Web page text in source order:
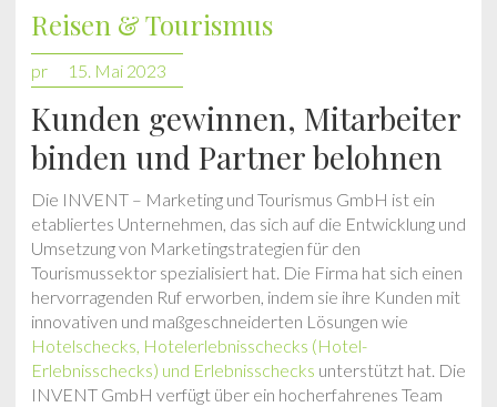
Reisen & Tourismus
pr 15. Mai 2023
Kunden gewinnen, Mitarbeiter
binden und Partner belohnen
Die INVENT – Marketing und Tourismus GmbH ist ein
etabliertes Unternehmen, das sich auf die Entwicklung und
Umsetzung von Marketingstrategien für den
Tourismussektor spezialisiert hat. Die Firma hat sich einen
hervorragenden Ruf erworben, indem sie ihre Kunden mit
innovativen und maßgeschneiderten Lösungen wie
Hotelschecks, Hotelerlebnisschecks (Hotel-
Erlebnisschecks) und Erlebnisschecks unterstützt hat. Die
INVENT GmbH verfügt über ein hocherfahrenes Team